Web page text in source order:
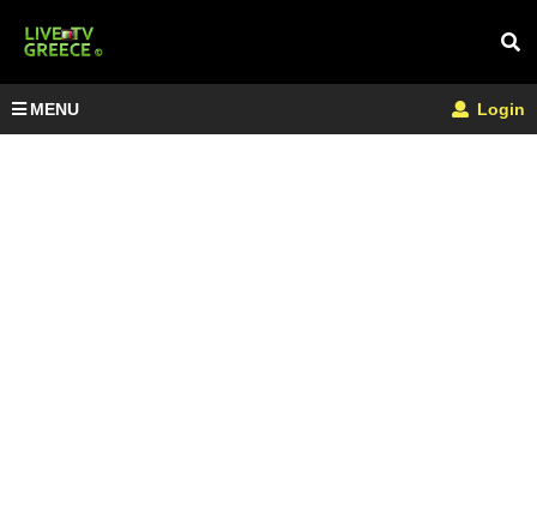
MENU Login